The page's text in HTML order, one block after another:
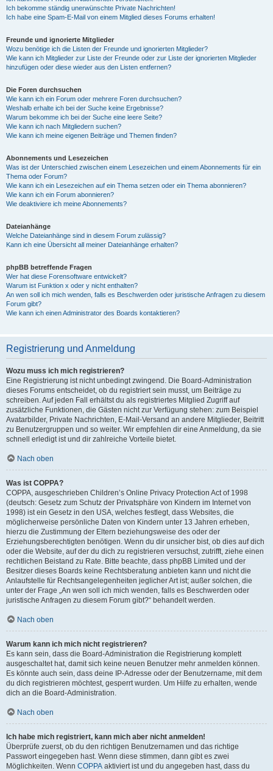
Ich bekomme ständig unerwünschte Private Nachrichten!
Ich habe eine Spam-E-Mail von einem Mitglied dieses Forums erhalten!
Freunde und ignorierte Mitglieder
Wozu benötige ich die Listen der Freunde und ignorierten Mitglieder?
Wie kann ich Mitglieder zur Liste der Freunde oder zur Liste der ignorierten Mitglieder
hinzufügen oder diese wieder aus den Listen entfernen?
Die Foren durchsuchen
Wie kann ich ein Forum oder mehrere Foren durchsuchen?
Weshalb erhalte ich bei der Suche keine Ergebnisse?
Warum bekomme ich bei der Suche eine leere Seite?
Wie kann ich nach Mitgliedern suchen?
Wie kann ich meine eigenen Beiträge und Themen finden?
Abonnements und Lesezeichen
Was ist der Unterschied zwischen einem Lesezeichen und einem Abonnements für ein
Thema oder Forum?
Wie kann ich ein Lesezeichen auf ein Thema setzen oder ein Thema abonnieren?
Wie kann ich ein Forum abonnieren?
Wie deaktiviere ich meine Abonnements?
Dateianhänge
Welche Dateianhänge sind in diesem Forum zulässig?
Kann ich eine Übersicht all meiner Dateianhänge erhalten?
phpBB betreffende Fragen
Wer hat diese Forensoftware entwickelt?
Warum ist Funktion x oder y nicht enthalten?
An wen soll ich mich wenden, falls es Beschwerden oder juristische Anfragen zu diesem
Forum gibt?
Wie kann ich einen Administrator des Boards kontaktieren?
Registrierung und Anmeldung
Wozu muss ich mich registrieren?
Eine Registrierung ist nicht unbedingt zwingend. Die Board-Administration
dieses Forums entscheidet, ob du registriert sein musst, um Beiträge zu
schreiben. Auf jeden Fall erhältst du als registriertes Mitglied Zugriff auf
zusätzliche Funktionen, die Gästen nicht zur Verfügung stehen: zum Beispiel
Avatarbilder, Private Nachrichten, E-Mail-Versand an andere Mitglieder, Beitritt
zu Benutzergruppen und so weiter. Wir empfehlen dir eine Anmeldung, da sie
schnell erledigt ist und dir zahlreiche Vorteile bietet.
Nach oben
Was ist COPPA?
COPPA, ausgeschrieben Children’s Online Privacy Protection Act of 1998
(deutsch: Gesetz zum Schutz der Privatsphäre von Kindern im Internet von
1998) ist ein Gesetz in den USA, welches festlegt, dass Websites, die
möglicherweise persönliche Daten von Kindern unter 13 Jahren erheben,
hierzu die Zustimmung der Eltern beziehungsweise des oder der
Erziehungsberechtigten benötigen. Wenn du dir unsicher bist, ob dies auf dich
oder die Website, auf der du dich zu registrieren versuchst, zutrifft, ziehe einen
rechtlichen Beistand zu Rate. Bitte beachte, dass phpBB Limited und der
Besitzer dieses Boards keine Rechtsberatung anbieten kann und nicht die
Anlaufstelle für Rechtsangelegenheiten jeglicher Art ist; außer solchen, die
unter der Frage „An wen soll ich mich wenden, falls es Beschwerden oder
juristische Anfragen zu diesem Forum gibt?“ behandelt werden.
Nach oben
Warum kann ich mich nicht registrieren?
Es kann sein, dass die Board-Administration die Registrierung komplett
ausgeschaltet hat, damit sich keine neuen Benutzer mehr anmelden können.
Es könnte auch sein, dass deine IP-Adresse oder der Benutzername, mit dem
du dich registrieren möchtest, gesperrt wurden. Um Hilfe zu erhalten, wende
dich an die Board-Administration.
Nach oben
Ich habe mich registriert, kann mich aber nicht anmelden!
Überprüfe zuerst, ob du den richtigen Benutzernamen und das richtige
Passwort eingegeben hast. Wenn diese stimmen, dann gibt es zwei
Möglichkeiten. Wenn COPPA aktiviert ist und du angegeben hast, dass du